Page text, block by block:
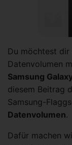
Du möchtest dir
Datenvolumen
Samsung
diesem Beitrag
Samsung-
Datenvolumen.
Dafür machen